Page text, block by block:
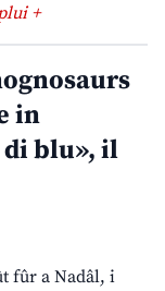
+
in
blu», il
fûr a Nadâl, i